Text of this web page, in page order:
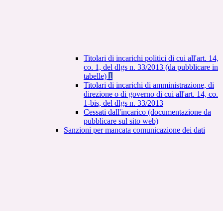
Titolari di incarichi politici di cui all'art. 14,
co. 1, del dlgs n. 33/2013 (da pubblicare in
tabelle) 1
Titolari di incarichi di amministrazione, di
direzione o di governo di cui all'art. 14, co.
1-bis, del dlgs n. 33/2013
Cessati dall'incarico (documentazione da
pubblicare sul sito web)
Sanzioni per mancata comunicazione dei dati